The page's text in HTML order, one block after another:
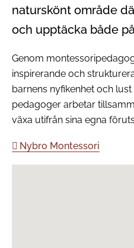
naturskönt område
och upptäcka både
Genom
inspirerande och
barnens nyfikenhet och
pedagoger arbetar
växa utifrån sina egna
Nybro Montessori